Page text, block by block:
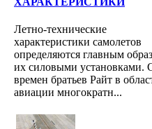
Летно-технические
характеристики самолетов
определяются главным
их силовыми установками.
времен братьев Райт в
авиации многократн...